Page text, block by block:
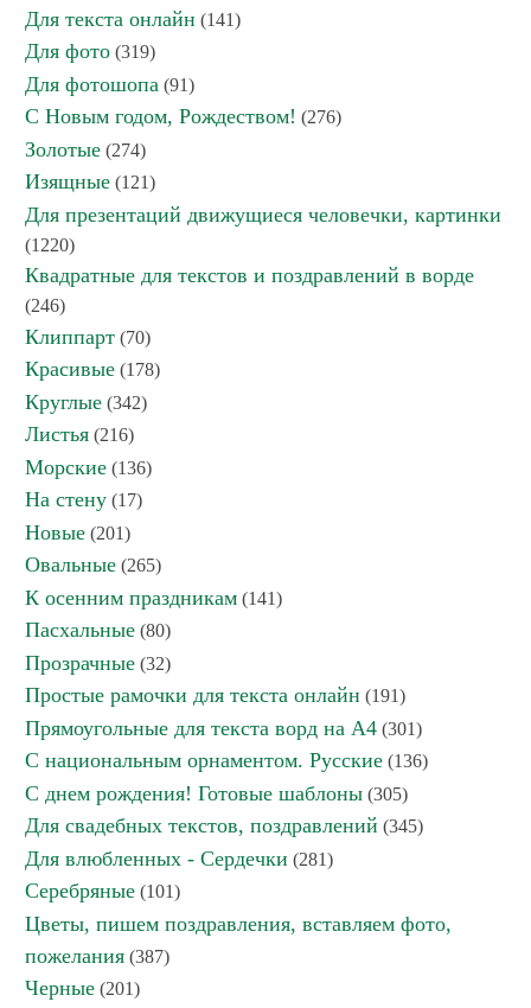
Для текста онлайн (141)
Для фото (319)
Для фотошопа (91)
С Новым годом, Рождеством! (276)
Золотые (274)
Изящные (121)
Для презентаций движущиеся человечки, картинки
(1220)
Квадратные для текстов и поздравлений в ворде
(246)
Клиппарт (70)
Красивые (178)
Круглые (342)
Листья (216)
Морские (136)
На стену (17)
Новые (201)
Овальные (265)
К осенним праздникам (141)
Пасхальные (80)
Прозрачные (32)
Простые рамочки для текста онлайн (191)
Прямоугольные для текста ворд на А4 (301)
С национальным орнаментом. Русские (136)
С днем рождения! Готовые шаблоны (305)
Для свадебных текстов, поздравлений (345)
Для влюбленных - Сердечки (281)
Серебряные (101)
Цветы, пишем поздравления, вставляем фото,
пожелания (387)
Черные (201)